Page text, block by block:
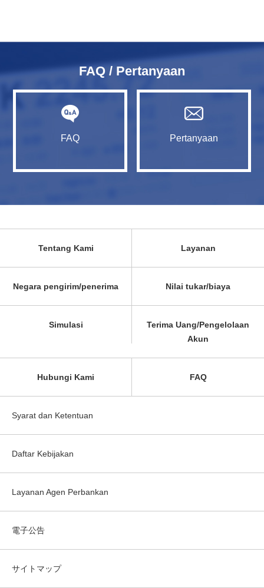
FAQ / Pertanyaan
FAQ Pertanyaan
Tentang Kami Layanan
Negara pengirim/penerima Nilai tukar/biaya
Simulasi
Terima Uang/Pengelolaan
Akun
Hubungi Kami FAQ
Syarat dan Ketentuan
Daftar Kebijakan
Layanan Agen Perbankan
電子公告
サイトマップ